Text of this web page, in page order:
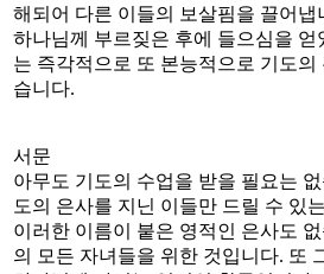
해되어 다른 이들의 보살핌을 끌어냅
하나님께 부르짖은 후에 들으심을 얻
는 즉각적으로 또 본능적으로 기도
습니다.
서문
아무도 기도의 수업을 받을 필요는
도의 은사를 지닌 이들만 드릴 수 있
이러한 이름이 붙은 영적인 은사도
의 모든 자녀들을 위한 것입니다. 또